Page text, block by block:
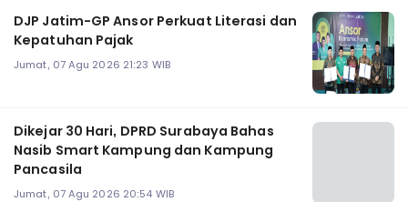
DJP Jatim-GP Ansor Perkuat Literasi dan
Kepatuhan Pajak
Jumat, 07 Agu 2026 21:23 WIB
Dikejar 30 Hari, DPRD Surabaya Bahas
Nasib Smart Kampung dan Kampung
Pancasila
Jumat, 07 Agu 2026 20:54 WIB